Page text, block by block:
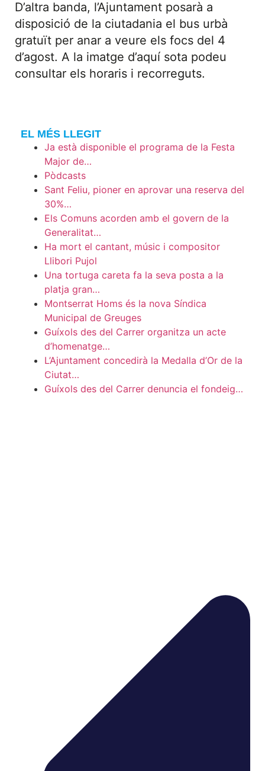
D’altra banda, l’Ajuntament posarà a
disposició de la ciutadania el bus urbà
gratuït per anar a veure els focs del 4
d’agost. A la imatge d’aquí sota podeu
consultar els horaris i recorreguts.
EL MÉS LLEGIT
Ja està disponible el programa de la Festa
Major de…
Pòdcasts
Sant Feliu, pioner en aprovar una reserva del
30%…
Els Comuns acorden amb el govern de la
Generalitat…
Ha mort el cantant, músic i compositor
Llibori Pujol
Una tortuga careta fa la seva posta a la
platja gran…
Montserrat Homs és la nova Síndica
Municipal de Greuges
Guíxols des del Carrer organitza un acte
d’homenatge…
L’Ajuntament concedirà la Medalla d’Or de la
Ciutat…
Guíxols des del Carrer denuncia el fondeig…